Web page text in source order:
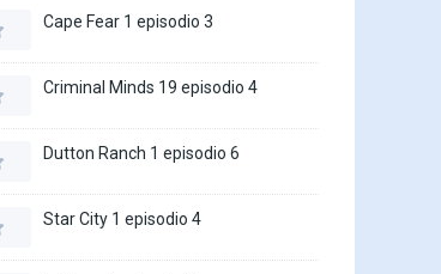
Cape Fear 1 episodio 3
Criminal Minds 19 episodio 4
Dutton Ranch 1 episodio 6
Star City 1 episodio 4